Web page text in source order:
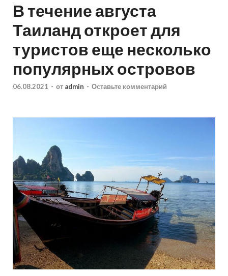
В течение августа
Таиланд откроет для
туристов еще несколько
популярных островов
06.08.2021 - от admin - Оставьте комментарий